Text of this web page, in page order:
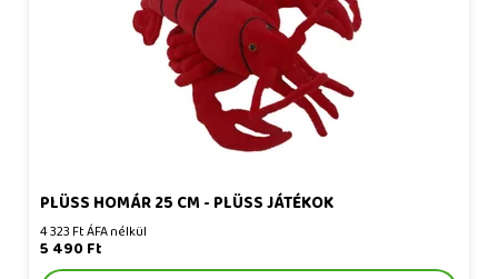
PLÜSS HOMÁR 25 CM - PLÜSS JÁTÉKOK
4 323 Ft ÁFA nélkül
5 490 Ft